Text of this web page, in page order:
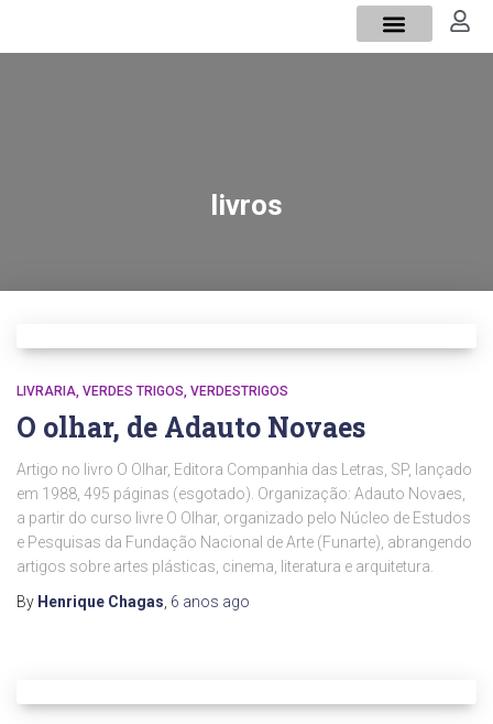
livros
LIVRARIA VERDES TRIGOS VERDESTRIGOS
O olhar, de Adauto Novaes
Artigo no livro O Olhar, Editora Companhia das Letras, SP, lançado
em 1988, 495 páginas (esgotado). Organização: Adauto Novaes,
a partir do curso livre O Olhar, organizado pelo Núcleo de Estudos
e Pesquisas da Fundação Nacional de Arte (Funarte), abrangendo
artigos sobre artes plásticas, cinema, literatura e arquitetura.
By Henrique Chagas 6 anos ago